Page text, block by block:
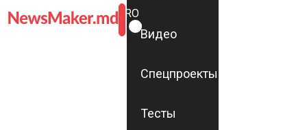
ROMÂNĂ
RU
Видео
Спецпроекты
Тесты